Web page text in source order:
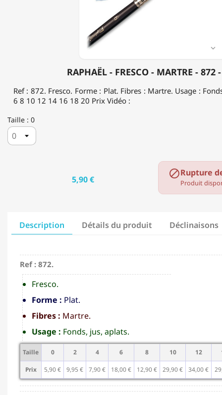
RAPHAËL - FRESCO - MARTRE - 872

Ref : 872. Fresco. Forme : Plat. Fibres : Martre. Usage :
6 8 10 12 14 16 18 20 Prix Vidéo :
Taille : 0
5,90 € Rupture
Produit
Description Détails du produit Déclinaisons
Ref : 872.
Fresco.
Forme : Plat.
Fibres : Martre.
Usage : Fonds, jus, aplats.
Taille 0 2 4 6 8 10 12
Prix 5,90 € 9,95 € 7,90 € 18,00 € 12,90 € 29,90 € 34,00 €